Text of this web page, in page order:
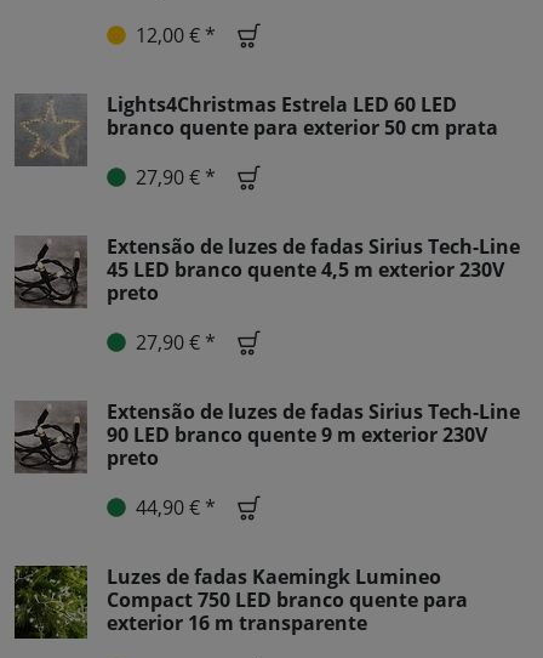
12,00 € *
Lights4Christmas Estrela LED 60 LED
branco quente para exterior 50 cm prata
27,90 € *
Extensão de luzes de fadas Sirius Tech-Line
45 LED branco quente 4,5 m exterior 230V
preto
27,90 € *
Extensão de luzes de fadas Sirius Tech-Line
90 LED branco quente 9 m exterior 230V
preto
44,90 € *
Luzes de fadas Kaemingk Lumineo
Compact 750 LED branco quente para
exterior 16 m transparente